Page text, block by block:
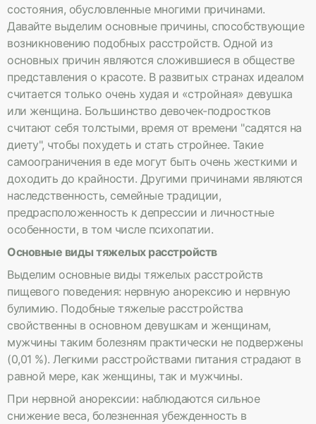
состояния, обусловленные многими причинами.
Давайте выделим основные причины, способствующие
возникновению подобных расстройств. Одной из
основных причин являются сложившиеся в обществе
представления о красоте. В развитых странах идеалом
считается только очень худая и «стройная» девушка
или женщина. Большинство девочек-подростков
считают себя толстыми, время от времени "садятся на
диету", чтобы похудеть и стать стройнее. Такие
самоограничения в еде могут быть очень жесткими и
доходить до крайности. Другими причинами являются
наследственность, семейные традиции,
предрасположенность к депрессии и личностные
особенности, в том числе психопатии.
Основные виды тяжелых расстройств
Выделим основные виды тяжелых расстройств
пищевого поведения: нервную анорексию и нервную
булимию. Подобные тяжелые расстройства
свойственны в основном девушкам и женщинам,
мужчины таким болезням практически не подвержены
(0,01 %). Легкими расстройствами питания страдают в
равной мере, как женщины, так и мужчины.
При нервной анорексии: наблюдаются сильное
снижение веса, болезненная убежденность в